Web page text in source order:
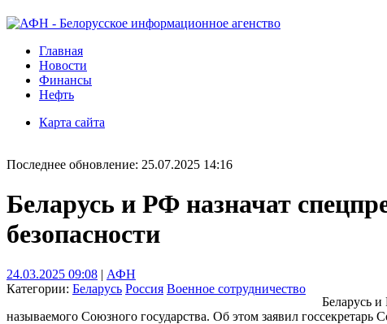
Главная
Новости
Финансы
Нефть
Карта сайта
Последнее обновление: 25.07.2025 14:16
Беларусь и РФ назначат
безопасности
24.03.2025 09:08 | АФН
Категории: Беларусь Россия Военное сотрудничество
Беларусь и
называемого Союзного государства. Об этом заявил госсекретарь